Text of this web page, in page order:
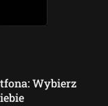
Wybierz